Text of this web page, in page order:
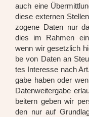
auch eine
die­se exter­nen
zo­ge­ne Daten nur
dies im Rah­men
wenn wir gesetz­lich
be von Daten an
tes Inter­es­se nach
ga­be haben oder
Daten­wei­ter­ga­be
bei­tern geben wir
den nur auf